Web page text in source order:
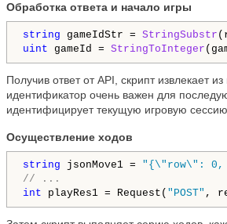
Обработка ответа и начало игры
string gameIdStr = StringSubstr
uint gameId = StringToInteger
Получив ответ от API, скрипт извлекает
идентификатор очень важен для
идентифицирует текущую игровую
Осуществление ходов
string jsonMove1 = "{\"row\":
// ...
int playRes1 = Request( "POST" ,